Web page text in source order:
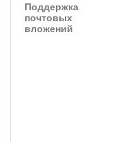
Поддержка
почтовых
вложений